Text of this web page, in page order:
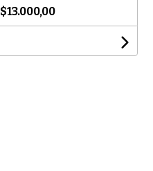
$13.000,00